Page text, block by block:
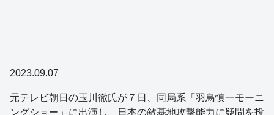
2023.09.07
元テレビ朝日の玉川徹氏が７日、同局系「羽鳥慎一モーニ
ングショー」に出演し、日本の敵基地攻撃能力に疑問を投